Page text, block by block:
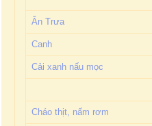
Ăn Trưa
Canh
Cải xanh nấu mọc
Cháo thịt, nấm rơm